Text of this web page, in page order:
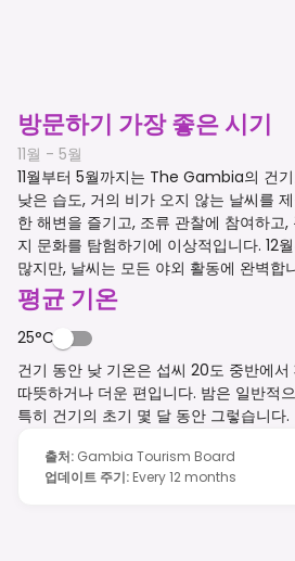
방문하기 가장 좋은 시기
11월 - 5월
11월부터 5월까지는 The Gambia의 건
낮은 습도, 거의 비가 오지 않는 날씨를
한 해변을 즐기고, 조류 관찰에 참여하고
지 문화를 탐험하기에 이상적입니다. 12
많지만, 날씨는 모든 야외 활동에 완벽합
평균 기온
25°C
건기 동안 낮 기온은 섭씨 20도 중반에
따뜻하거나 더운 편입니다. 밤은 일반적
특히 건기의 초기 몇 달 동안 그렇습니다.
출처: Gambia Tourism Board
업데이트 주기: Every 12 months